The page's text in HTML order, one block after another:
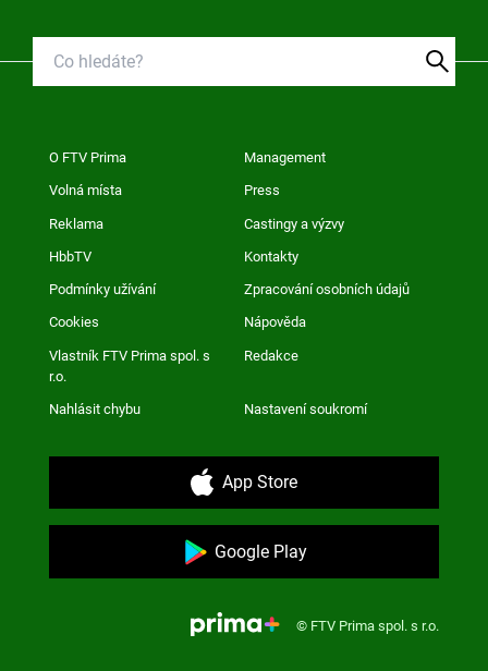
O FTV Prima Management
Volná místa Press
Reklama Castingy a výzvy
HbbTV Kontakty
Podmínky užívání Zpracování osobních údajů
Cookies Nápověda
Vlastník FTV Prima spol. s
r.o.
Redakce
Nahlásit chybu Nastavení soukromí
App Store
Google Play
© FTV Prima spol. s r.o.